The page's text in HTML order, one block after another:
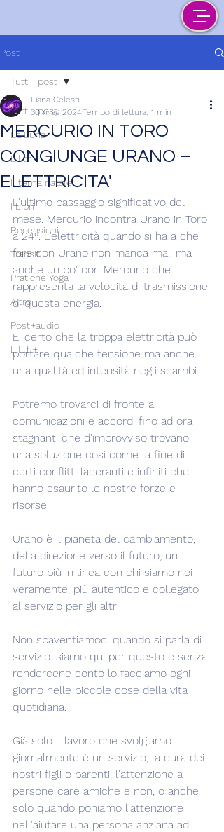
Post
Tutti i post
La Luna
Lilith
Il tema natale
I Libri
Recensioni
Transiti
Pratiche Yoga
Altro
Post+audio
Lilith+
Tutti i post
MERCURIO IN TORO
CONGIUNGE URANO –
ELETTRICITA'
Liana Celesti
30 mag 2024Tempo di lettura: 1 min
L'ultimo passaggio significativo del
mese. Mercurio incontra Urano in Toro
a 24°. L'elettricità quando si ha a che
fare con Urano non manca mai, ma
anche un po' con Mercurio che
rappresenta la velocità di trasmissione
di questa energia.
E' certo che la troppa elettricità può
portare qualche tensione ma anche
una qualità ed intensità negli scambi.
Potremo trovarci di fronte a
comunicazioni e accordi fino ad ora
stagnanti che d'improvviso trovano
una soluzione così come la fine di
certi conflitti laceranti e infiniti che
hanno esaurito le nostre forze e
risorse.
Urano è il pianeta del cambiamento,
della direzione verso il futuro; un
futuro più in linea con chi siamo noi
veramente, più autentico e collegato
al servizio per gli altri.
Non spaventiamoci quando si parla di
servizio: siamo qui per questo e senza
rendercene conto lo facciamo ogni
giorno nelle piccole cose della vita
quotidiana.
Già solo il lavoro che svolgiamo
giornalmente è un servizio, la cura dei
nostri figli o parenti, l'attenzione a
persone care amiche e non, o anche
solo quando poniamo l'attenzione
nell'aiutare una persona anziana ad